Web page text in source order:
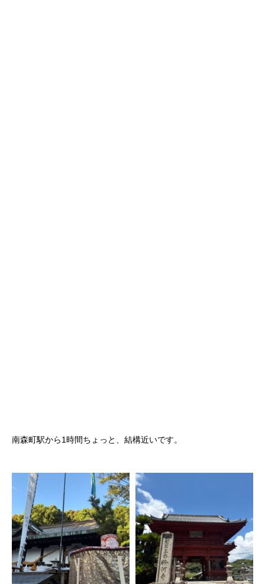
南森町駅から1時間ちょっと、結構近いです。